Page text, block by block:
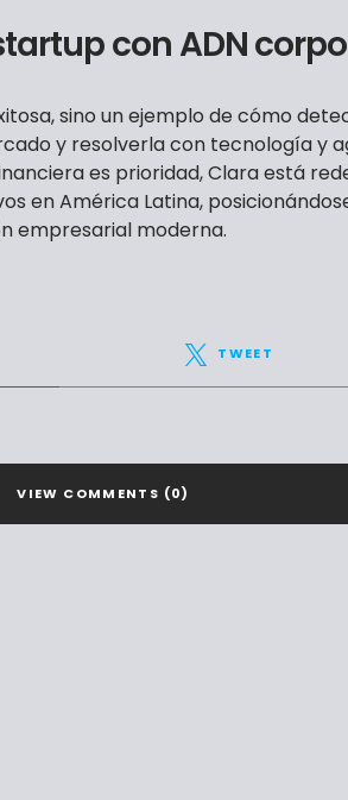
con ADN
sino un ejemplo de cómo
y resolverla con tecnología y
es prioridad, Clara está
en América Latina,
empresarial moderna.
TWEET
VIEW COMMENTS (0)